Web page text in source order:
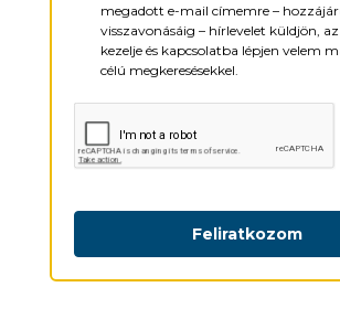
megadott e-mail címemre –
visszavonásáig – hírlevelet küldjön,
kezelje és kapcsolatba lépjen velem
célú megkeresésekkel.
Feliratkozom